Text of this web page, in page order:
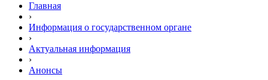
Главная
›
Информация о государственном органе
›
Актуальная информация
›
Анонсы